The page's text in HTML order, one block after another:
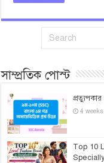
সাম্প্রতিক পোস্ট
প্রত্যুপকার
4
Top 10